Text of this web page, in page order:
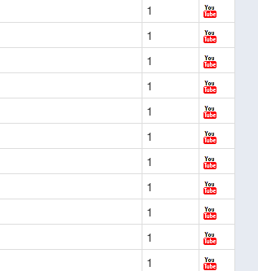
1
1
1
1
1
1
1
1
1
1
1